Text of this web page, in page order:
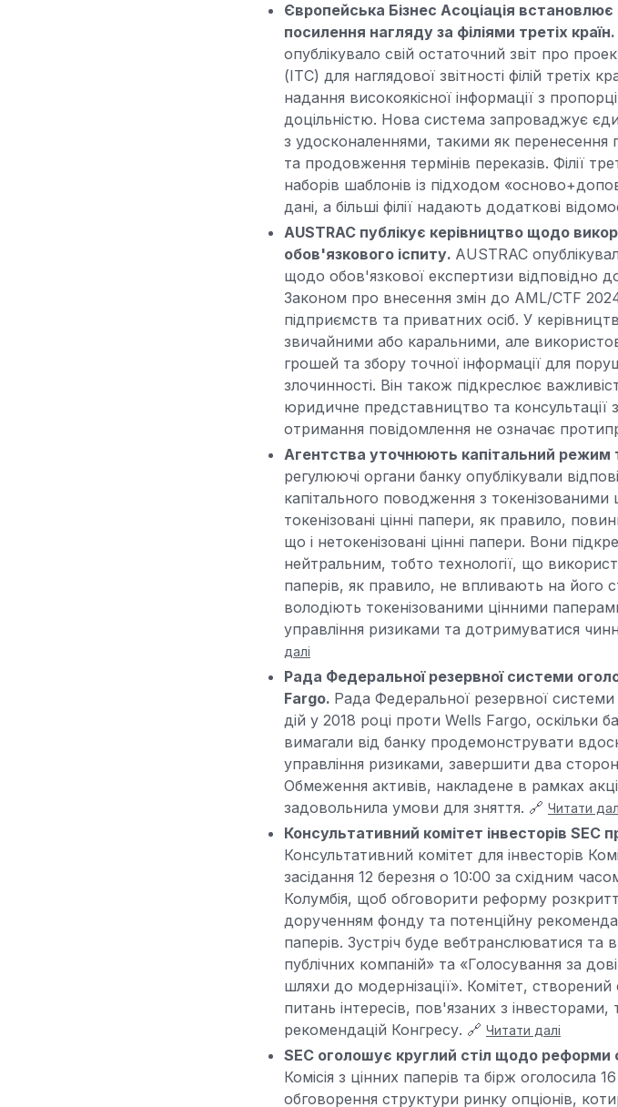
Європейська Бізнес Асоціація встановлює
посилення нагляду за філіями третіх країн.
опублікувало свій остаточний звіт про
(ІТС) для наглядової звітності філій третіх
надання високоякісної інформації з
доцільністю. Нова система запроваджує
з удосконаленнями, такими як перенесення
та продовження термінів переказів. Філії
наборів шаблонів із підходом
дані, а більші філії надають додаткові
AUSTRAC публікує керівництво щодо
обов'язкового іспиту. AUSTRAC
щодо обов'язкової експертизи відповідно
Законом про внесення змін до AML/CTF
підприємств та приватних осіб. У
звичайними або каральними, але
грошей та збору точної інформації для
злочинності. Він також підкреслює
юридичне представництво та
отримання повідомлення не означає
Агентства уточнюють капітальний режим
регулюючі органи банку опублікували
капітального поводження з
токенізовані цінні папери, як правило,
що і нетокенізовані цінні папери. Вони
нейтральним, тобто технології, що
паперів, як правило, не впливають на його
володіють токенізованими цінними
управління ризиками та дотримуватися
далі
Рада Федеральної резервної системи
Fargo. Рада Федеральної резервної
дій у 2018 році проти Wells Fargo, оскільки
вимагали від банку продемонструвати
управління ризиками, завершити два
Обмеження активів, накладене в рамках
задовольнила умови для зняття. 🔗 Читати
Консультативний комітет інвесторів SEC
Консультативний комітет для інвесторів
засідання 12 березня о 10:00 за східним
Колумбія, щоб обговорити реформу
дорученням фонду та потенційну
паперів. Зустріч буде вебтранслюватися та
публічних компаній» та «Голосування за
шляхи до модернізації». Комітет, створений
питань інтересів, пов'язаних з
рекомендацій Конгресу. 🔗 Читати далі
SEC оголошує круглий стіл щодо реформи
Комісія з цінних паперів та бірж оголосила
обговорення структури ринку опціонів,